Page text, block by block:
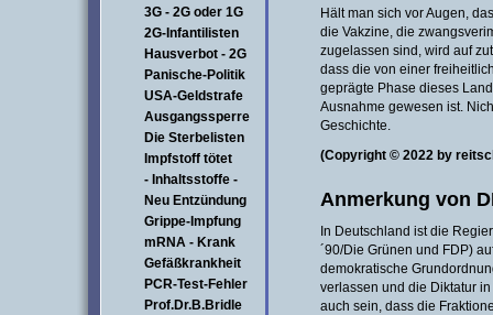
3G - 2G oder 1G
2G-Infantilisten
Hausverbot - 2G
Panische-Politik
USA-Geldstrafe
Ausgangssperre
Die Sterbelisten
Impfstoff tötet
- Inhaltsstoffe -
Neu Entzündung
Grippe-Impfung
mRNA - Krank
Gefäßkrankheit
PCR-Test-Fehler
Prof.Dr.B.Bridle
Hält man sich vor Augen,
die Vakzine, die
zugelassen sind, wird auf
dass die von einer
geprägte Phase dieses
Ausnahme gewesen ist.
Geschichte.
(Copyright © 2022 by
Anmerkung von
In Deutschland ist die
´90/Die Grünen und FDP)
demokratische
verlassen und die Diktatur
auch sein, dass die